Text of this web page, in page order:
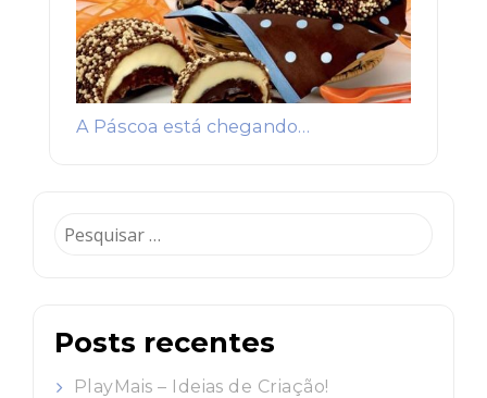
A Páscoa está chegando…
Pesquisar
Posts recentes
PlayMais – Ideias de Criação!